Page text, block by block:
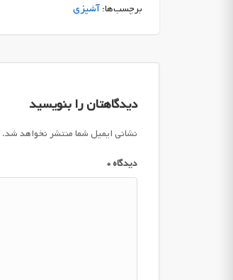
برچسب‌ها:آشپزی
دیدگاهتان را بنویسید
نشانی ایمیل شما منتشر نخواهد شد.
دیدگاه*